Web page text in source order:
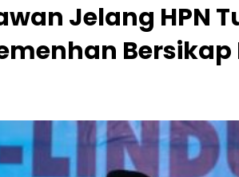
Jelang HPN